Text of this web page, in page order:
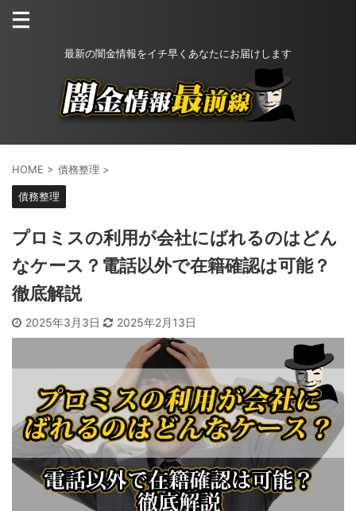
最新の闇金情報をイチ早くあなたにお届けします
HOME > 債務整理 >
債務整理
プロミスの利用が会社にばれるのはどん
なケース？電話以外で在籍確認は可能？
徹底解説
2025年3月3日 2025年2月13日